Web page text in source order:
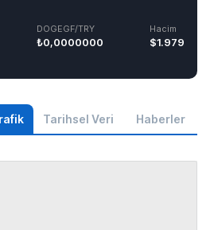
DOGEGF/TRY
₺0,0000000
Hacim
$1.979
Tarihsel Veri Haberler